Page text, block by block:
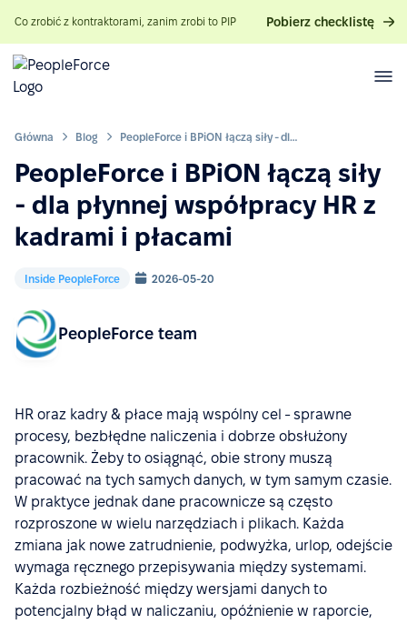
Co zrobić z kontraktorami, zanim zrobi to PIP Pobierz checklistę
Główna Blog PeopleForce i BPiON łączą siły - dla płynnej współpracy HR z kadrami i płacami
PeopleForce i BPiON łączą siły
- dla płynnej współpracy HR z
kadrami i płacami
Inside PeopleForce 2026-05-20
PeopleForce team
HR oraz kadry & płace mają wspólny cel - sprawne
procesy, bezbłędne naliczenia i dobrze obsłużony
pracownik. Żeby to osiągnąć, obie strony muszą
pracować na tych samych danych, w tym samym czasie.
W praktyce jednak dane pracownicze są często
rozproszone w wielu narzędziach i plikach. Każda
zmiana jak nowe zatrudnienie, podwyżka, urlop, odejście
wymaga ręcznego przepisywania między systemami.
Każda rozbieżność między wersjami danych to
potencjalny błąd w naliczaniu, opóźnienie w raporcie,